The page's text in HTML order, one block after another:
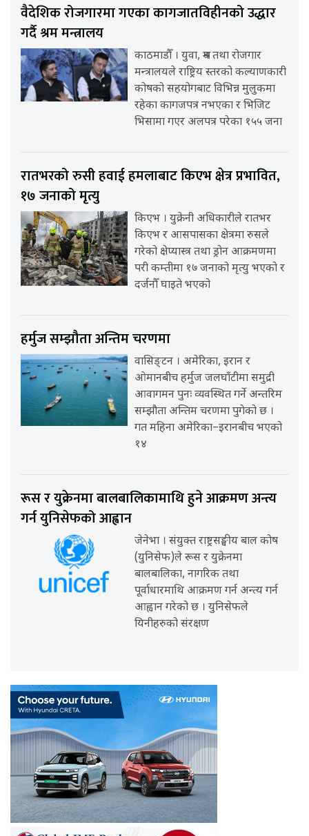
वैदेशिक रोजगारमा गएका कागजातविहीनको उद्धार
गर्दै श्रम मन्त्रालय
काठमाडौँ । युवा, श्रम तथा रोजगार
मन्त्रालयले राष्ट्रिय स्तरको कल्याणकारी
कोषको सहयोगबाट विभिन्न मुलुकमा
रहेका कागजपत्र नभएका र भिजिट
भिसामा गएर अलपत्र परेका १५५ जना
रातभरको रुसी हवाई हमलाबाट किएभ क्षेत्र प्रभावित,
१७ जनाको मृत्यु
किएभ । युक्रेनी अधिकारीले रातभर
किएभ र आसपासका क्षेत्रमा रुसले
गरेको क्षेप्यास्त्र तथा ड्रोन आक्रमणमा
परी कम्तीमा १७ जनाको मृत्यु भएको र
दर्जनौँ घाइते भएको
हर्मुज सम्झौता अन्तिम चरणमा
वासिङ्टन । अमेरिका, इरान र
ओमानबीच हर्मुज जलघाँटीमा समुद्री
आवागमन पुनः व्यवस्थित गर्ने अन्तरिम
सम्झौता अन्तिम चरणमा पुगेको छ ।
गत महिना अमेरिका–इरानबीच भएको
१४
रूस र युक्रेनमा बालबालिकामाथि हुने आक्रमण अन्त्य
गर्न युनिसेफको आह्वान
जेनेभा । संयुक्त राष्ट्रसङ्घीय बाल कोष
(युनिसेफ)ले रूस र युक्रेनमा
बालबालिका, नागरिक तथा
पूर्वाधारमाथि आक्रमण गर्न अन्त्य गर्न
आह्वान गरेको छ । युनिसेफले
यिनीहरुको संरक्षण